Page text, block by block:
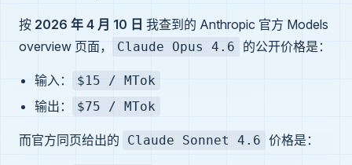
按 2026 年 4 月 10 日 我查到的 Anthropic 官方 Models
overview 页面，
Claude Opus 4.6 的公开价格是：
输入： $15 / MTok
输出： $75 / MTok
而官方同页给出的 Claude Sonnet 4.6 价格是：